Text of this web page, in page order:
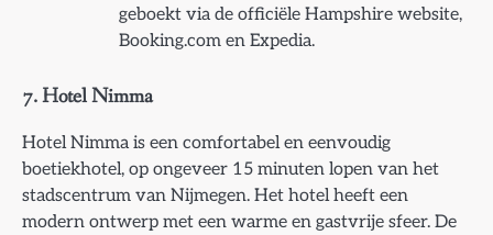
geboekt via de officiële Hampshire website,
Booking.com en Expedia.
7.Hotel Nimma
Hotel Nimma is een comfortabel en eenvoudig
boetiekhotel, op ongeveer 15 minuten lopen van het
stadscentrum van Nijmegen. Het hotel heeft een
modern ontwerp met een warme en gastvrije sfeer. De